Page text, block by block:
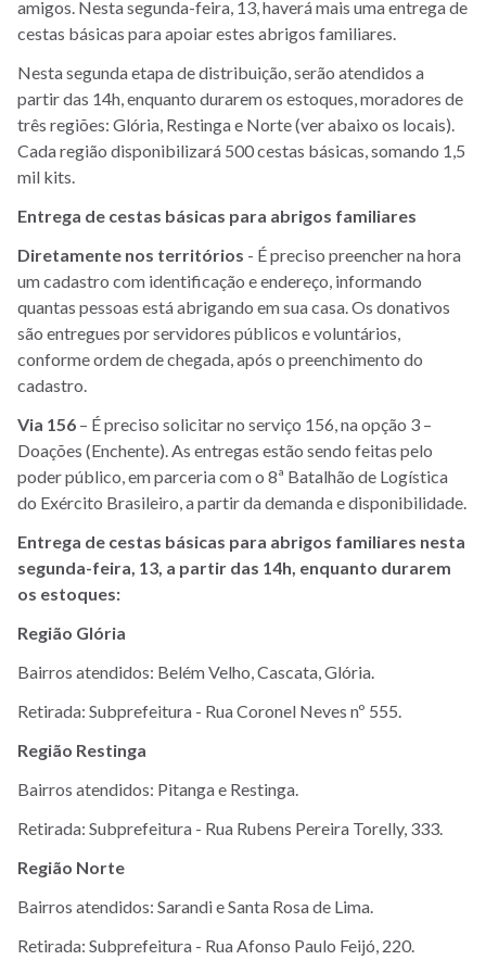
amigos. Nesta segunda-feira, 13, haverá mais uma entrega de
cestas básicas para apoiar estes abrigos familiares.
Nesta segunda etapa de distribuição, serão atendidos a
partir das 14h, enquanto durarem os estoques, moradores de
três regiões: Glória, Restinga e Norte (ver abaixo os locais).
Cada região disponibilizará 500 cestas básicas, somando 1,5
mil kits.
Entrega de cestas básicas para abrigos familiares
Diretamente nos territórios - É preciso preencher na hora
um cadastro com identificação e endereço, informando
quantas pessoas está abrigando em sua casa. Os donativos
são entregues por servidores públicos e voluntários,
conforme ordem de chegada, após o preenchimento do
cadastro.
Via 156 – É preciso solicitar no serviço 156, na opção 3 –
Doações (Enchente). As entregas estão sendo feitas pelo
poder público, em parceria com o 8ª Batalhão de Logística
do Exército Brasileiro, a partir da demanda e disponibilidade.
Entrega de cestas básicas para abrigos familiares nesta
segunda-feira, 13, a partir das 14h, enquanto durarem
os estoques:
Região Glória
Bairros atendidos: Belém Velho, Cascata, Glória.
Retirada: Subprefeitura - Rua Coronel Neves nº 555.
Região Restinga
Bairros atendidos: Pitanga e Restinga.
Retirada: Subprefeitura - Rua Rubens Pereira Torelly, 333.
Região Norte
Bairros atendidos: Sarandi e Santa Rosa de Lima.
Retirada: Subprefeitura - Rua Afonso Paulo Feijó, 220.